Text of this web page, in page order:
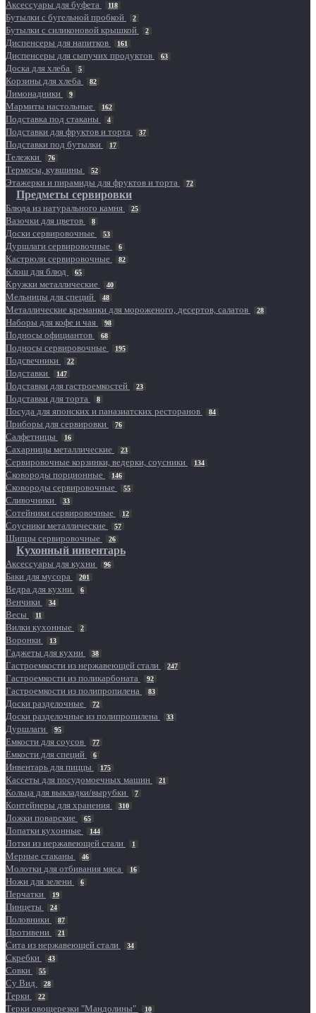
Аксессуары для буфета 118
Бутылки с бугельной пробкой 2
Бутылки с силиконовой крышкой 2
Диспенсеры для напитков 161
Диспенсеры для сыпучих продуктов 63
Доска для хлеба 5
Корзины для хлеба 82
Лимонадники 9
Мармиты настольные 162
Подставка под стаканы 4
Подставки для фруктов и торта 37
Подставки под бутылки 17
Тележки 76
Термосы, кувшины 52
Этажерки и пирамиды для фруктов и торта 72
Предметы сервировки
Блюда из натурального камня 25
Вазочки для цветов 8
Доски сервировочные 53
Дуршлаги сервировочные 6
Кастрюли сервировочные 82
Клош для блюд 65
Кружки металлические 40
Мельницы для специй 48
Металлические креманки для мороженого, десертов, салатов 28
Наборы для кофе и чая 98
Подносы официантов 68
Подносы сервировочные 195
Подсвечники 22
Подставки 147
Подставки для гастроемкостей 23
Подставки для торта 8
Посуда для японских и паназиатских ресторанов 84
Приборы для сервировки 76
Салфетницы 16
Сахарницы металлические 23
Сервировочные корзинки, ведерки, соусники 134
Сковороды порционные 146
Сковороды сервировочные 55
Сливочники 33
Сотейники сервировочные 12
Соусники металлические 57
Щипцы сервировочные 26
Кухонный инвентарь
Аксессуары для кухни 96
Баки для мусора 201
Ведра для кухни 6
Венчики 34
Весы 11
Вилки кухонные 2
Воронки 13
Гаджеты для кухни 38
Гастроемкости из нержавеющей стали 247
Гастроемкости из поликарбоната 92
Гастроемкости из полипропилена 83
Доски разделочные 72
Доски разделочные из полипропилена 33
Дуршлаги 95
Емкости для соусов 77
Емкости для специй 6
Инвентарь для пиццы 175
Кассеты для посудомоечных машин 21
Кольца для выкладки/вырубки 7
Контейнеры для хранения 310
Ложки поварские 65
Лопатки кухонные 144
Лотки из нержавеющей стали 1
Мерные стаканы 46
Молотки для отбивания мяса 16
Ножи для зелени 6
Перчатки 19
Пинцеты 24
Половники 87
Противени 21
Сита из нержавеющей стали 34
Скребки 43
Совки 55
Су Вид 28
Терки 22
Терки овощерезки "Мандолины" 10